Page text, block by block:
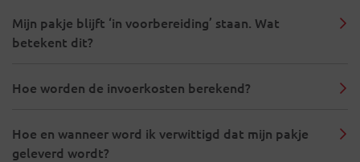
Mijn pakje blijft ‘in voorbereiding’ staan. Wat
betekent dit?
Hoe worden de invoerkosten berekend?
Hoe en wanneer word ik verwittigd dat mijn pakje
geleverd wordt?